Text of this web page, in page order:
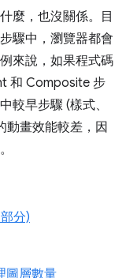
麼，也沒關係。目
驟中，瀏覽器都會
來說，如果程式碼
和 Composite 步
較早步驟 (樣式、
動畫效能較差，因
分)
圖層數量